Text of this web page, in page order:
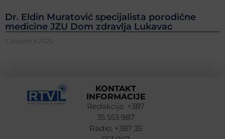
Dr. Eldin Muratović specijalista porodične
medicine JZU Dom zdravlja Lukavac
7. Augusta 2026.
KONTAKT
INFORMACIJE
Redakcija: +387
35 553 987
Radio: +387 35